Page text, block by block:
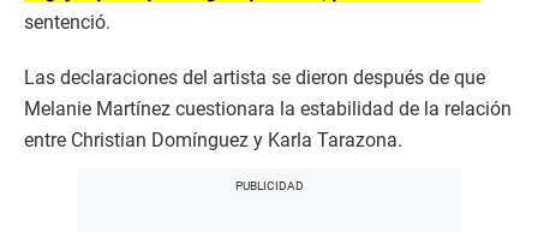
sentenció.
Las declaraciones del artista se dieron después de que
Melanie Martínez cuestionara la estabilidad de la relación
entre Christian Domínguez y Karla Tarazona.